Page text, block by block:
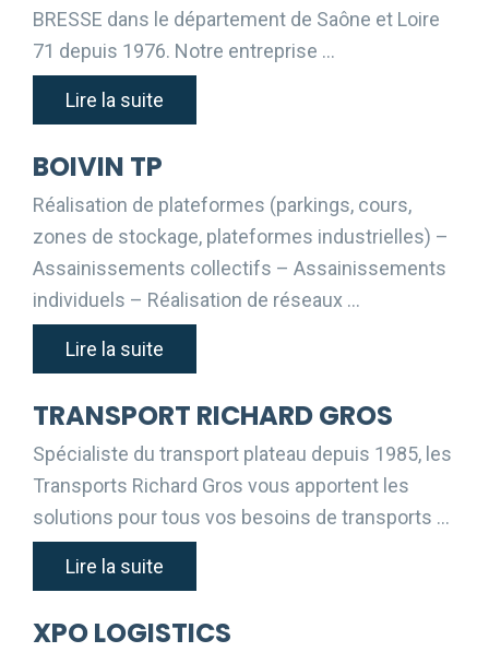
BRESSE dans le département de Saône et Loire
71 depuis 1976. Notre entreprise …
Lire la suite
BOIVIN TP
Réalisation de plateformes (parkings, cours,
zones de stockage, plateformes industrielles) –
Assainissements collectifs – Assainissements
individuels – Réalisation de réseaux …
Lire la suite
TRANSPORT RICHARD GROS
Spécialiste du transport plateau depuis 1985, les
Transports Richard Gros vous apportent les
solutions pour tous vos besoins de transports …
Lire la suite
XPO LOGISTICS